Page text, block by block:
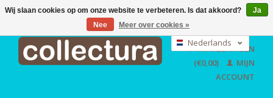
EUR
GBP
USD
Nederlands
English
WINKELWAGEN
(€0,00)
MIJN
ACCOUNT
Wij slaan cookies op om onze website te verbeteren. Is dat akkoord?
Ja
Nee
Meer over cookies »